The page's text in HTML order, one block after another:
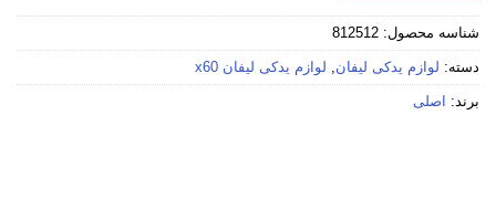
شناسه محصول: 812512
دسته: لوازم یدکی لیفان, لوازم یدکی لیفان x60
برند: اصلی